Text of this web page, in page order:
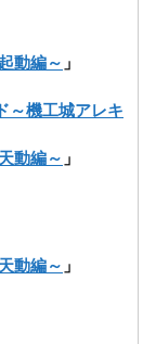
動編～ 」
～機工城アレキ
動編～ 」
動編～ 」